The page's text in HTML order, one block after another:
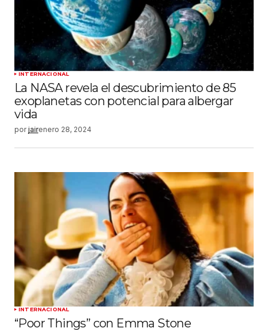
INTERNACIONAL
La NASA revela el descubrimiento de 85
exoplanetas con potencial para albergar
vida
por jairenero 28, 2024
INTERNACIONAL
“Poor Things” con Emma Stone